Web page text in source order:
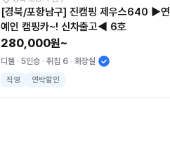
[경북/포항남구] 진캠핑 제우스640 ▶연
예인 캠핑카~! 신차출고◀ 6호
280,000원~
디젤 5인승 취침 6 화장실
직영 연박할인